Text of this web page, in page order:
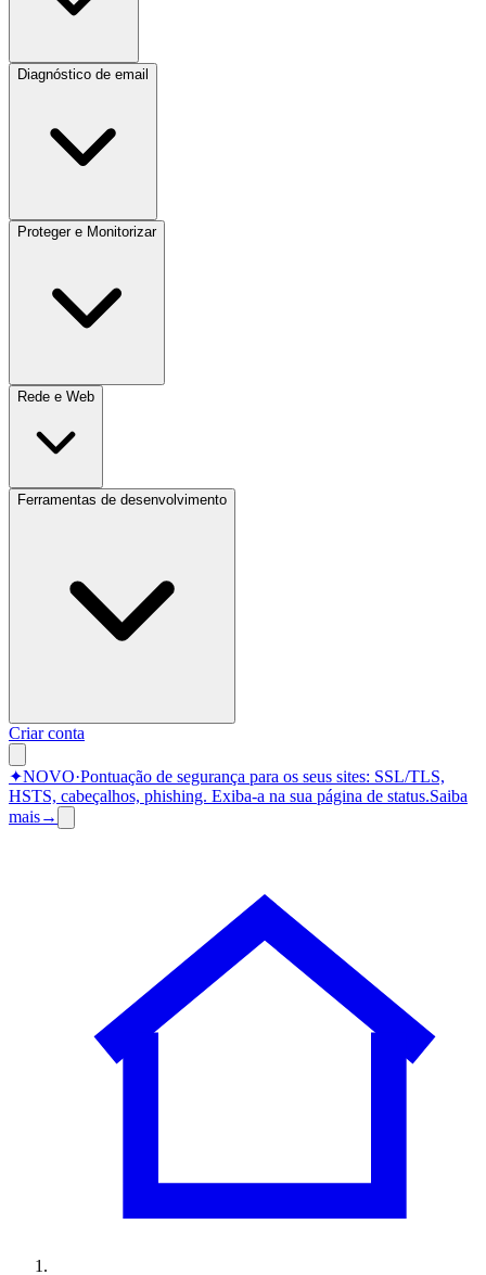
Diagnóstico de email
Proteger e Monitorizar
Rede e Web
Ferramentas de desenvolvimento
Criar conta
✦NOVO·Pontuação de segurança para os seus sites: SSL/TLS,
HSTS, cabeçalhos, phishing. Exiba-a na sua página de status.Saiba
mais→